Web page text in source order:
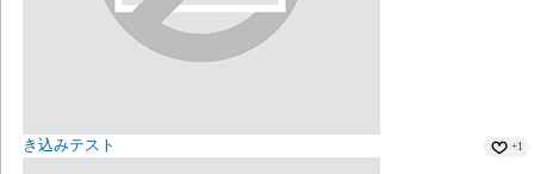
き込みテスト +1